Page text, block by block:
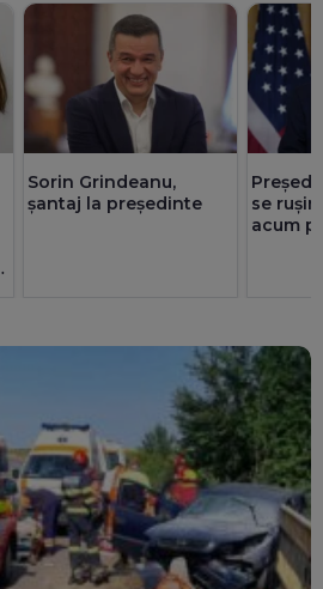
Sorin Grindeanu,
șantaj la președinte
se
acum